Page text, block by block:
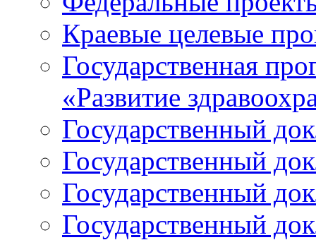
Краевые целевые
Государственная
«Развитие
Государственный
Государственный
Государственный
Государственный